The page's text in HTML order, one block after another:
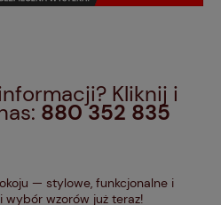
Kliknij i
880 352 835
— stylowe, funkcjonalne i
wybór wzorów już teraz!